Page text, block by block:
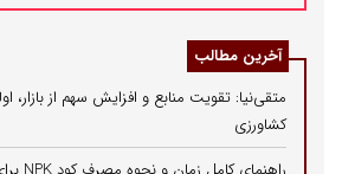
آخرین مطالب
متقی‌نیا: تقویت منابع و افزایش سهم از
کشاورزی